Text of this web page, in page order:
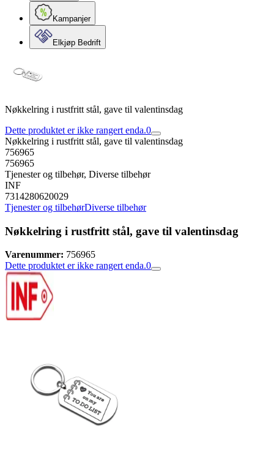
Kampanjer
Elkjøp Bedrift
Nøkkelring i rustfritt stål, gave til valentinsdag
Dette produktet er ikke rangert enda.0
Nøkkelring i rustfritt stål, gave til valentinsdag
756965
756965
Tjenester og tilbehør, Diverse tilbehør
INF
7314280620029
Tjenester og tilbehørDiverse tilbehør
Nøkkelring i rustfritt stål, gave til valentinsdag
Varenummer: 756965
Dette produktet er ikke rangert enda.0